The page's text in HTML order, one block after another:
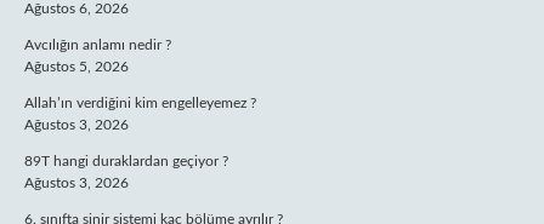
Ağustos 6, 2026
Avcılığın anlamı nedir ?
Ağustos 5, 2026
Allah’ın verdiğini kim engelleyemez ?
Ağustos 3, 2026
89T hangi duraklardan geçiyor ?
Ağustos 3, 2026
6. sınıfta sinir sistemi kaç bölüme ayrılır ?